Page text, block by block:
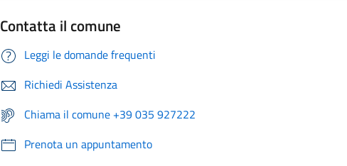
Contatta il comune
Leggi le domande frequenti
Richiedi Assistenza
Chiama il comune +39 035 927222
Prenota un appuntamento